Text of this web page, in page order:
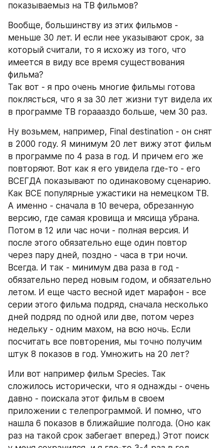
показываемыз на ТВ фильмов?
Вообще, большинству из этих фильмов -
меньше 30 лет. И если нее указывают срок, за
который считали, то я исхожу из того, что
имеется в виду все время существования
фильма?
Так вот - я про очень многие фильмы готова
поклясться, что я за 30 лет жизни тут видела их
в программе ТВ гораааздо больше, чем 30 раз.
Ну возьмем, например, Final destination - он снят
в 2000 году. Я минимум 20 лет вижу этот фильм
в программе по 4 раза в год. И причем его же
повторяют. Вот как я его увидела где-то - его
ВСЕГДА показывают по одинаковому сценарию.
Как ВСЕ популярные ужастики на немецком ТВ.
А именно - сначала в 10 вечера, обрезанную
версию, где самая кровища и мясища убрана.
Потом в 12 или час ночи - полная версия. И
после этого обязательно еще один повтор
через пару дней, поздно - часа в три ночи.
Всегда. И так - минимум два раза в год -
обязательно перед новым годом, и обязательно
летом. И еще часто весной идет марафон - все
серии этого фильма подряд, сначала несколько
дней подряд по одной или две, потом через
недельку - одним махом, на всю ночь. Если
посчитать все повторения, мы точно получим
штук 8 показов в год. Умножить на 20 лет?
Или вот например фильм Species. Так
сложилось исторически, что я однажды - очень
давно - поискала этот фильм в своем
приложении с телепрограммой. И помню, что
нашла 6 показов в ближайшие полгода. (Оно как
раз на такой срок забегает вперед.) Этот поиск